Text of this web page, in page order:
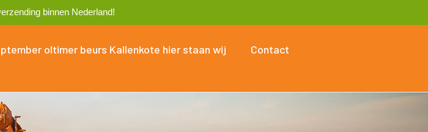
binnen Nederland!
oltimer beurs Kallenkote hier staan wij
Contact